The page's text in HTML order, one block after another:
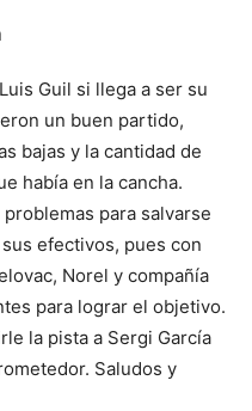
Guil si llega a ser su
un buen partido,
bajas y la cantidad de
había en la cancha.
para salvarse
efectivos, pues con
Norel y compañía
para lograr el objetivo.
la pista a Sergi García
Saludos y